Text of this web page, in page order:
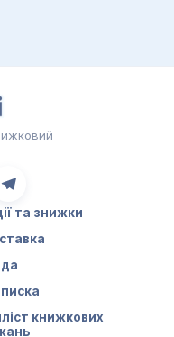
та знижки
книжкових